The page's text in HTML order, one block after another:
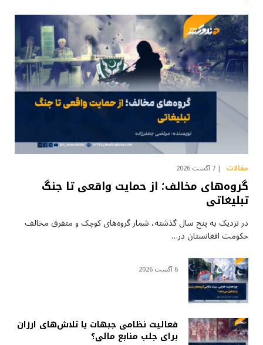
مقالات 7 آگست 2026
گروه‌های مخالف؛ از حمایت واقعی تا جنگ
تبلیغاتی
در نزدیک به پنج سال گذشته، شمار گروه‌های کوچک و متفرق مخالف
حکومت افغانستان در…
6 آگست 2026
فعالیت نظامی جبهات یا تلاش‌های ارزان
برای جلب منابع مالی؟